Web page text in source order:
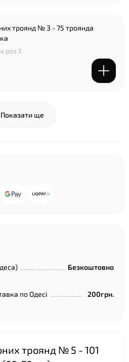
троянд № 3 - 75 троянда
роз 3
Показати ще
Безкоштовно
по Одесі 200грн.
троянд № 5 - 101